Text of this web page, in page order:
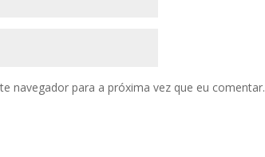
navegador para a próxima vez que eu comentar.